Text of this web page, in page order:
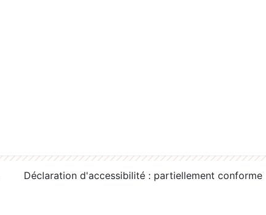
Déclaration d'accessibilité : partiellement conforme